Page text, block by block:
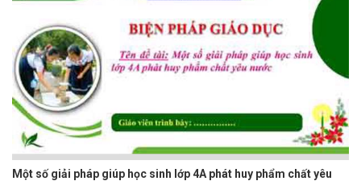
Một số giải pháp giúp học sinh lớp 4A phát huy phẩm chất yêu